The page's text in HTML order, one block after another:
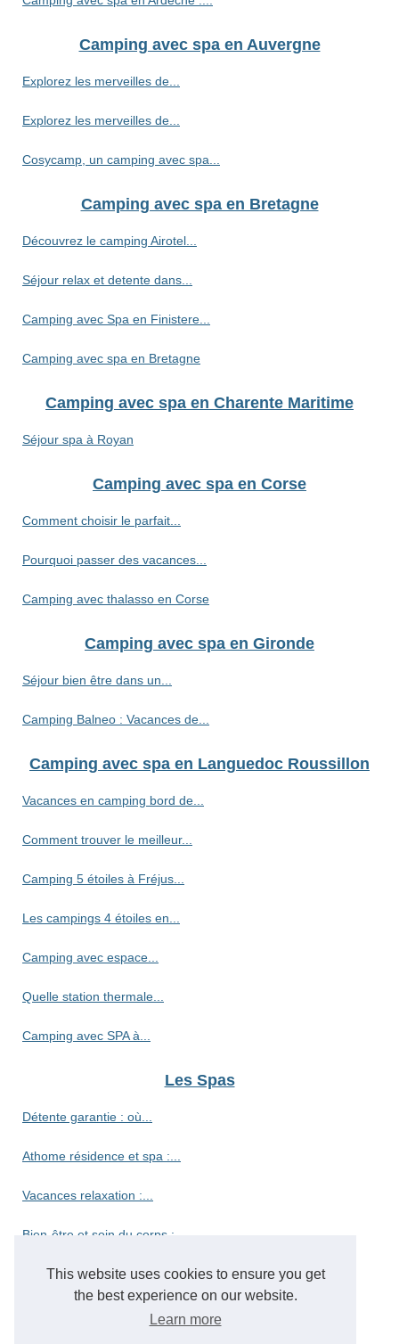
This website uses cookies to ensure you get
the best experience on our website.
Learn more
Camping avec spa en Auvergne
Explorez les merveilles de...
Explorez les merveilles de...
Cosycamp, un camping avec spa...
Camping avec spa en Bretagne
Découvrez le camping Airotel...
Séjour relax et detente dans...
Camping avec Spa en Finistere...
Camping avec spa en Bretagne
Camping avec spa en Charente Maritime
Séjour spa à Royan
Camping avec spa en Corse
Comment choisir le parfait...
Pourquoi passer des vacances...
Camping avec thalasso en Corse
Camping avec spa en Gironde
Séjour bien être dans un...
Camping Balneo : Vacances de...
Camping avec spa en Languedoc Roussillon
Vacances en camping bord de...
Comment trouver le meilleur...
Camping 5 étoiles à Fréjus...
Les campings 4 étoiles en...
Camping avec espace...
Quelle station thermale...
Camping avec SPA à...
Les Spas
Détente garantie : où...
Athome résidence et spa :...
Vacances relaxation :...
Bien-être et soin du corps :...
Découvrez le camping haut de...
Découvrez le paradis des...